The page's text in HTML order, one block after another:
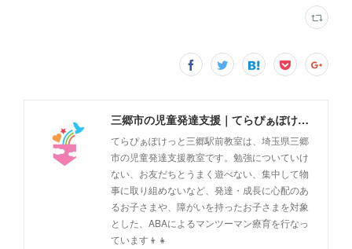
三郷市の児童発達支援｜てらぴぁぽけっと三郷駅前教室
てらぴぁぽけっと三郷駅前教室は、埼玉県三郷
市の児童発達支援教室です。勉強についていけ
ない、お友だちとうまく遊べない、集中して物
事に取り組めないなど、発達・成長に心配のあ
るお子さまや、障がいを持ったお子さまを対象
とした、ABAによるマンツーマン療育を行なっ
ています👦👧